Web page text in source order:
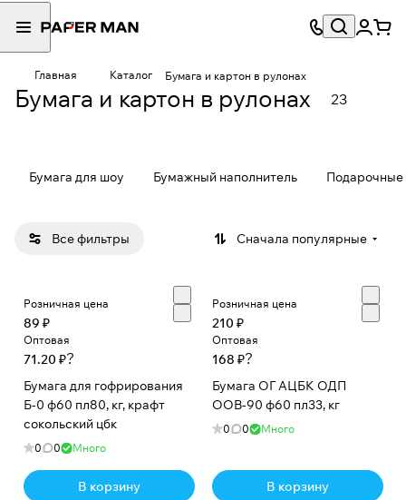
Главная Каталог Бумага и картон в рулонах
Бумага и картон в рулонах 23
Б
е
б
о
ф
с
е
т
н
а
я
овоч
бума
товара
У
п
в
к
а
р
т
о
н
тная
ага
я,
тиш
товар
Бумага для шоу Бумажный наполнитель Подарочные
Все фильтры Сначала популярные
Розничная цена
89 ₽
Оптовая
71.20 ₽?
Бумага для гофрирования
Б-0 ф60 пл80, кг, крафт
сокольский цбк
0 0 Много
В корзину
Розничная цена
210 ₽
Оптовая
168 ₽?
Бумага ОГ АЦБК ОДП
ООВ-90 ф60 пл33, кг
0 0 Много
В корзину